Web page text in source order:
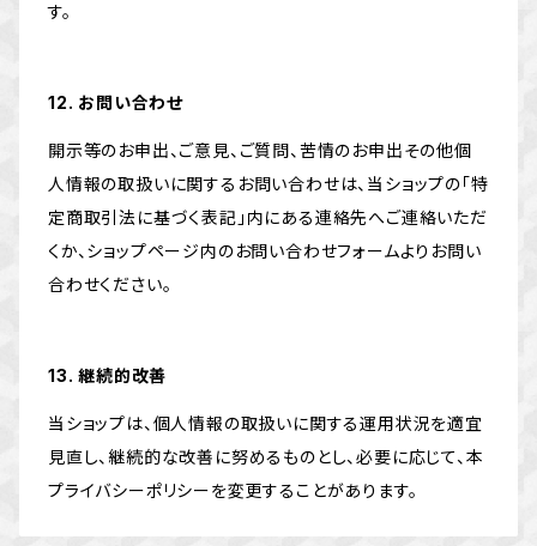
す。
12. お問い合わせ
開示等のお申出、ご意見、ご質問、苦情のお申出その他個
人情報の取扱いに関するお問い合わせは、当ショップの「特
定商取引法に基づく表記」内にある連絡先へご連絡いただ
くか、ショップページ内のお問い合わせフォームよりお問い
合わせください。
13. 継続的改善
当ショップは、個人情報の取扱いに関する運用状況を適宜
見直し、継続的な改善に努めるものとし、必要に応じて、本
プライバシーポリシーを変更することがあります。